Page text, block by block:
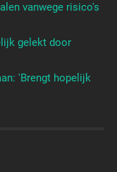
vanwege risico's
gelekt door
'Brengt hopelijk